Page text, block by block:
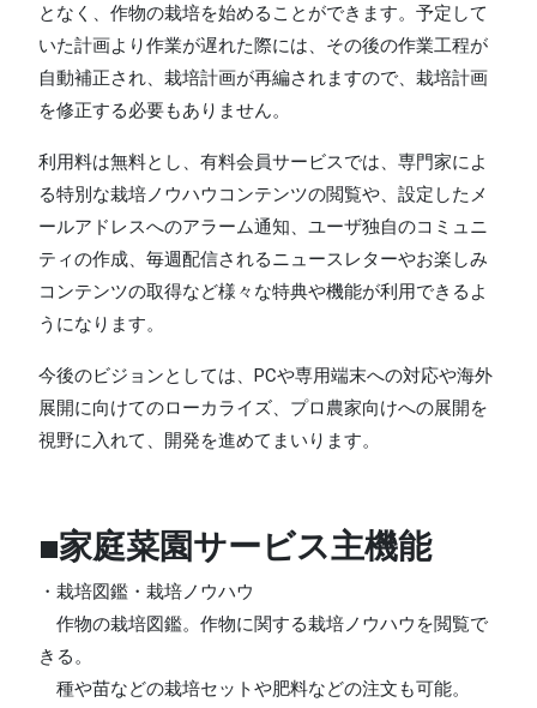
となく、作物の栽培を始めることができます。予定して
いた計画より作業が遅れた際には、その後の作業工程が
自動補正され、栽培計画が再編されますので、栽培計画
を修正する必要もありません。
利用料は無料とし、有料会員サービスでは、専門家によ
る特別な栽培ノウハウコンテンツの閲覧や、設定したメ
ールアドレスへのアラーム通知、ユーザ独自のコミュニ
ティの作成、毎週配信されるニュースレターやお楽しみ
コンテンツの取得など様々な特典や機能が利用できるよ
うになります。
今後のビジョンとしては、PCや専用端末への対応や海外
展開に向けてのローカライズ、プロ農家向けへの展開を
視野に入れて、開発を進めてまいります。
■家庭菜園サービス主機能
・栽培図鑑・栽培ノウハウ
作物の栽培図鑑。作物に関する栽培ノウハウを閲覧で
きる。
種や苗などの栽培セットや肥料などの注文も可能。